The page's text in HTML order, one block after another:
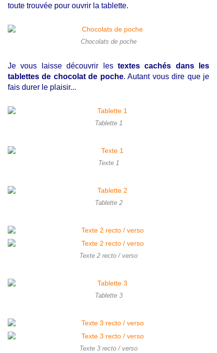
toute trouvée pour ouvrir la tablette.
Chocolats de poche
Je vous laisse découvrir les textes cachés dans les
tablettes de chocolat de poche. Autant vous dire que je
fais durer le plaisir...
Tablette 1
Texte 1
Tablette 2
Texte 2 recto / verso
Tablette 3
Texte 3 recto / verso